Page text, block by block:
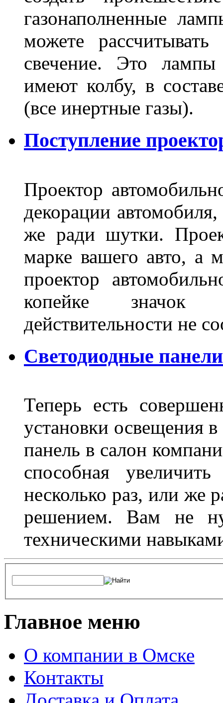
газонаполненные
можете
свечение. Это
имеют колбу, в
(все инертные газы).
Поступление
Проектор
декорации
же ради шутки.
марке вашего авто, а
проектор
копейке
действительности не
Светодиодные
Теперь есть
установки освещения
панель в салон
способная
несколько раз, или же
решением. Вам не
техническими
Главное меню
О компании в Омске
Контакты